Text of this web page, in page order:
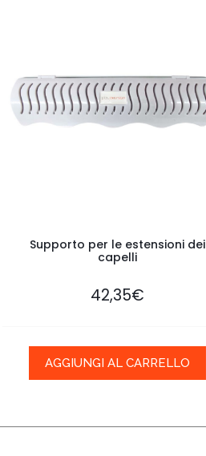
Supporto per le estensioni dei
capelli
42,35€
AGGIUNGI AL CARRELLO